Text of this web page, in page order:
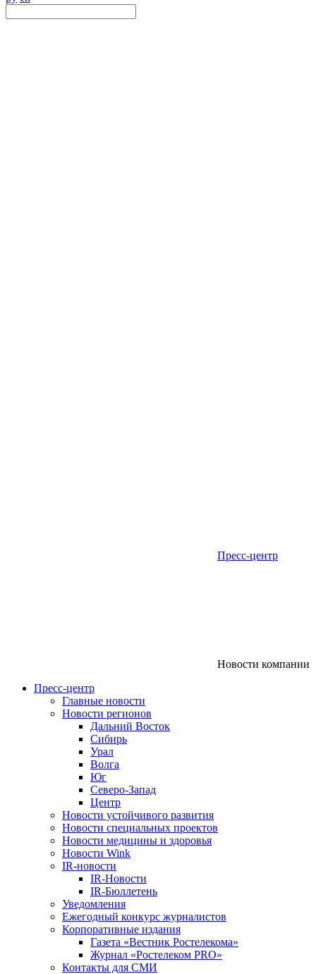
Пресс-центр
Новости компании
Пресс-центр
Главные новости
Новости регионов
Дальний Восток
Сибирь
Урал
Волга
Юг
Северо-Запад
Центр
Новости устойчивого развития
Новости специальных проектов
Новости медицины и здоровья
Новости Wink
IR-новости
IR-Новости
IR-Бюллетень
Уведомления
Ежегодный конкурс журналистов
Корпоративные издания
Газета «Вестник Ростелекома»
Журнал «Ростелеком PRO»
Контакты для СМИ